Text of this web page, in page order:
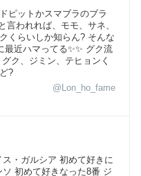
ピットかスマブラのブラ
言われれば、モモ、サネ、
くらいしか知らん? そんな
最近ハマってる✨✨ グク流
ク、ジミン、テヒョンく
?
@Lon_ho_fame
・ガルシア 初めて好きに
初めて好きなった8番 ジ